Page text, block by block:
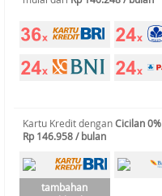
Kartu Kredit denganCicilan 0%
Rp 146.958 / bulan
tambahan